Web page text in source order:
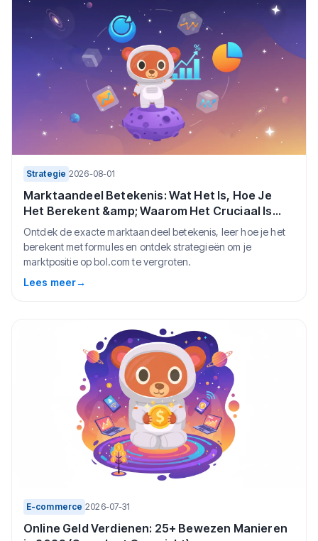
Strategie 2026-08-01
Marktaandeel Betekenis: Wat Het Is, Hoe Je
Het Berekent &amp; Waarom Het Cruciaal Is
voor Bol.com-verkopers (2026)
Ontdek de exacte marktaandeel betekenis, leer hoe je het
berekent met formules en ontdek strategieën om je
marktpositie op bol.com te vergroten.
Lees meer→
E-commerce 2026-07-31
Online Geld Verdienen: 25+ Bewezen Manieren